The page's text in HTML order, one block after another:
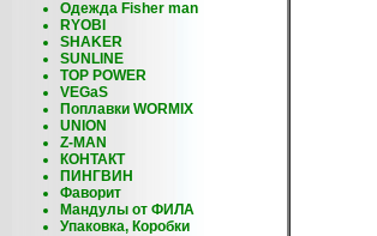
Одежда Fisher man
RYOBI
SHAKER
SUNLINE
TOP POWER
VEGaS
Поплавки WORMIX
UNION
Z-MAN
КОНТАКТ
ПИНГВИН
Фаворит
Мандулы от ФИЛА
Упаковка, Коробки